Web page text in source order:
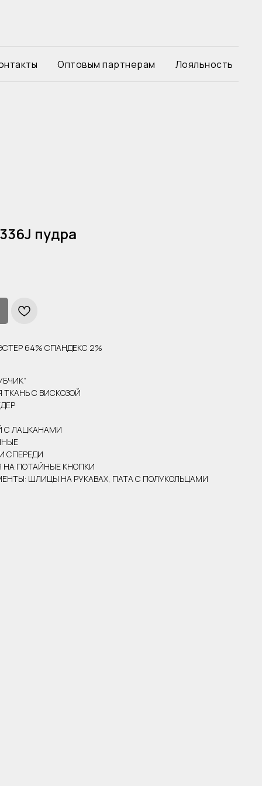
Оптовым партнерам Лояльность
пудра
64% СПАНДЕКС 2%
С ВИСКОЗОЙ
С ЛАЦКАНАМИ
СПЕРЕДИ
НА ПОТАЙНЫЕ КНОПКИ
ШЛИЦЫ НА РУКАВАХ, ПАТА С ПОЛУКОЛЬЦАМИ